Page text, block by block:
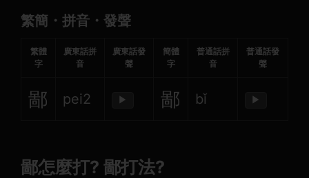
繁簡・拼音・發聲
繁體
字
廣東話拼
音
廣東話發
聲
簡體
字
普通話拼
音
普通話發
聲
鄙 pei2 ▶ 鄙 bǐ ▶
鄙怎麼打? 鄙打法?